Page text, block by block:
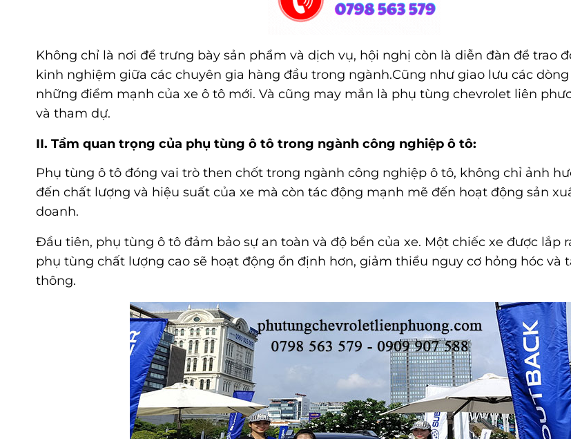
Không chỉ là nơi để trưng bày sản phẩm và dịch vụ, hội nghị còn là diễn đàn để trao
kinh nghiệm giữa các chuyên gia hàng đầu trong ngành.Cũng như giao lưu các
những điểm mạnh của xe ô tô mới. Và cũng may mắn là phụ tùng chevrolet liên
và tham dự.
II. Tầm quan trọng của phụ tùng ô tô trong ngành công nghiệp ô tô:
Phụ tùng ô tô đóng vai trò then chốt trong ngành công nghiệp ô tô, không chỉ ảnh
đến chất lượng và hiệu suất của xe mà còn tác động mạnh mẽ đến hoạt động sản
doanh.
Đầu tiên, phụ tùng ô tô đảm bảo sự an toàn và độ bền của xe. Một chiếc xe được lắp
phụ tùng chất lượng cao sẽ hoạt động ổn định hơn, giảm thiểu nguy cơ hỏng hóc và
thông.